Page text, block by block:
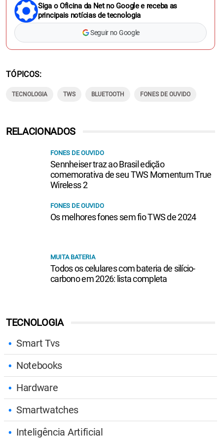
Siga o Oficina da Net no Google e receba as
principais notícias de tecnologia
Seguir no Google
TÓPICOS
TECNOLOGIA TWS BLUETOOTH FONES DE OUVIDO
TECNOLOGIA
Smart Tvs
Notebooks
Hardware
Smartwatches
Inteligência Artificial
RELACIONADOS
FONES DE OUVIDO
Sennheiser traz ao Brasil edição
comemorativa de seu TWS Momentum True
Wireless 2
FONES DE OUVIDO
Os melhores fones sem fio TWS de 2024
MUITA BATERIA
Todos os celulares com bateria de silício-
carbono em 2026: lista completa